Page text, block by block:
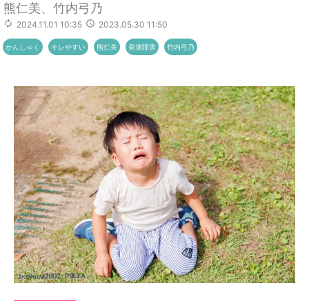
熊仁美、竹内弓乃
2024.11.01 10:35 2023.05.30 11:50
かんしゃく キレやすい 熊仁美 発達障害 竹内弓乃